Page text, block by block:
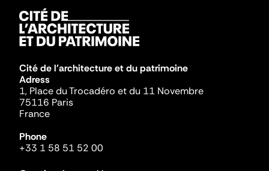
Cité de l'architecture et du patrimoine
Adress
1, Place du Trocadéro et du 11 Novembre
75116 Paris
France
Phone
+33 1 58 51 52 00